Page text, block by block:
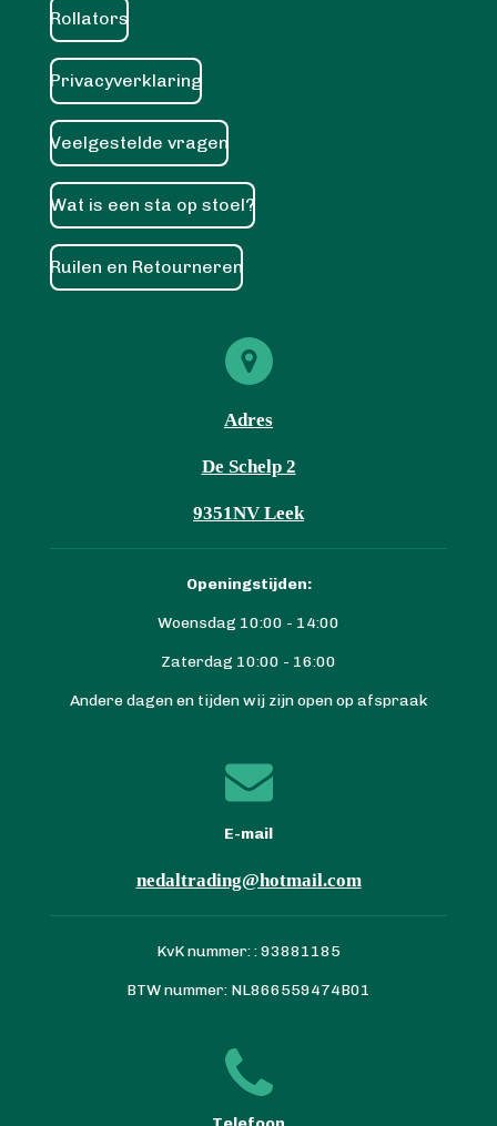
Rollators
Privacyverklaring
Veelgestelde vragen
Wat is een sta op stoel?
Ruilen en Retourneren
Adres
De Schelp 2
9351NV Leek
Openingstijden:
Woensdag 10:00 - 14:00
Zaterdag 10:00 - 16:00
Andere dagen en tijden wij zijn open op afspraak
E-mail
nedaltrading@hotmail.com
KvK nummer: : 93881185
BTW nummer: NL866559474B01